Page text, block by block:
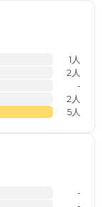
1人
2人
-
2人
5人
-